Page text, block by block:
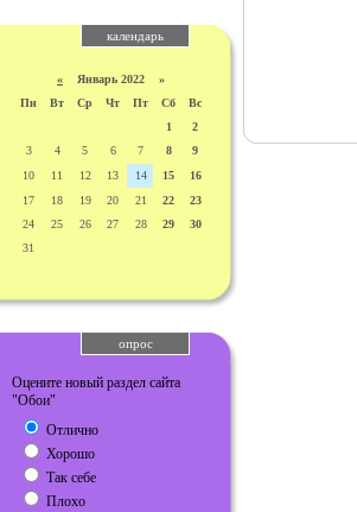
календарь
« Январь 2022 »
Пн
Вт Ср Чт Пт Сб
Вс
1
2
3
4 5 6 7 8
9
10
11 12 13 14 15
16
17
18 19 20 21 22
23
24
25 26 27 28 29
30
31
опрос
Оцените новый раздел сайта
"Обои"
Отлично
Хорошо
Так себе
Плохо